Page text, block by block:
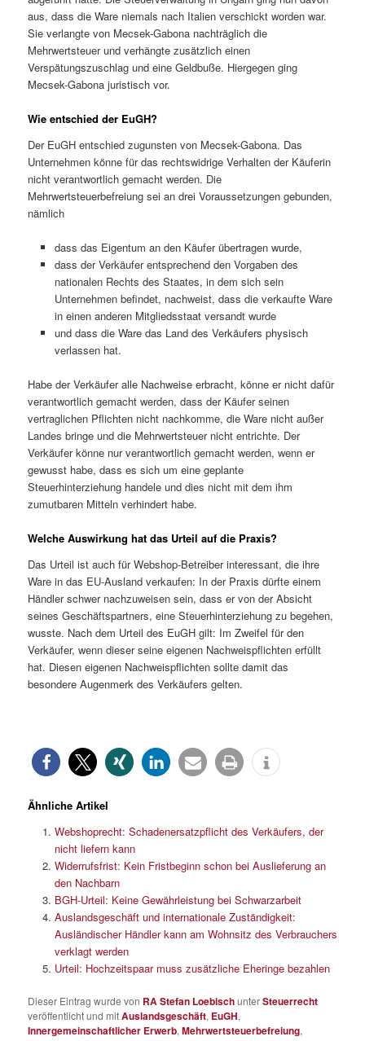
aus, dass die Ware niemals nach Italien verschickt worden war.
Sie verlangte von Mecsek-Gabona nachträglich die
Mehrwertsteuer und verhängte zusätzlich einen
Verspätungszuschlag und eine Geldbuße. Hiergegen ging
Mecsek-Gabona juristisch vor.
Wie entschied der EuGH?
Der EuGH entschied zugunsten von Mecsek-Gabona. Das
Unternehmen könne für das rechtswidrige Verhalten der Käuferin
nicht verantwortlich gemacht werden. Die
Mehrwertsteuerbefreiung sei an drei Voraussetzungen gebunden,
nämlich
dass das Eigentum an den Käufer übertragen wurde,
dass der Verkäufer entsprechend den Vorgaben des
nationalen Rechts des Staates, in dem sich sein
Unternehmen befindet, nachweist, dass die verkaufte Ware
in einen anderen Mitgliedsstaat versandt wurde
und dass die Ware das Land des Verkäufers physisch
verlassen hat.
Habe der Verkäufer alle Nachweise erbracht, könne er nicht dafür
verantwortlich gemacht werden, dass der Käufer seinen
vertraglichen Pflichten nicht nachkomme, die Ware nicht außer
Landes bringe und die Mehrwertsteuer nicht entrichte. Der
Verkäufer könne nur verantwortlich gemacht werden, wenn er
gewusst habe, dass es sich um eine geplante
Steuerhinterziehung handele und dies nicht mit dem ihm
zumutbaren Mitteln verhindert habe.
Welche Auswirkung hat das Urteil auf die Praxis?
Das Urteil ist auch für Webshop-Betreiber interessant, die ihre
Ware in das EU-Ausland verkaufen: In der Praxis dürfte einem
Händler schwer nachzuweisen sein, dass er von der Absicht
seines Geschäftspartners, eine Steuerhinterziehung zu begehen,
wusste. Nach dem Urteil des EuGH gilt: Im Zweifel für den
Verkäufer, wenn dieser seine eigenen Nachweispflichten erfüllt
hat. Diesen eigenen Nachweispflichten sollte damit das
besondere Augenmerk des Verkäufers gelten.
Ähnliche Artikel
Webshoprecht: Schadenersatzpflicht des Verkäufers, der
nicht liefern kann
Widerrufsfrist: Kein Fristbeginn schon bei Auslieferung an
den Nachbarn
BGH-Urteil: Keine Gewährleistung bei Schwarzarbeit
Auslandsgeschäft und internationale Zuständigkeit:
Ausländischer Händler kann am Wohnsitz des Verbrauchers
verklagt werden
Urteil: Hochzeitspaar muss zusätzliche Eheringe bezahlen
Dieser Eintrag wurde von RA Stefan LoebischunterSteuerrecht
veröffentlicht und mitAuslandsgeschäft, EuGH,
Innergemeinschaftlicher Erwerb,Mehrwertsteuerbefreiung,